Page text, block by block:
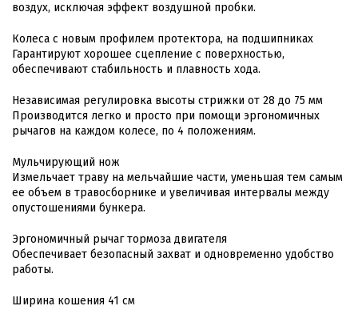
воздух, исключая эффект воздушной пробки.
Колеса с новым профилем протектора, на подшипниках
Гарантируют хорошее сцепление с поверхностью,
обеспечивают стабильность и плавность хода.
Независимая регулировка высоты стрижки от 28 до 75 мм
Производится легко и просто при помощи эргономичных
рычагов на каждом колесе, по 4 положениям.
Мульчирующий нож
Измельчает траву на мельчайшие части, уменьшая тем самым
ее объем в травосборнике и увеличивая интервалы между
опустошениями бункера.
Эргономичный рычаг тормоза двигателя
Обеспечивает безопасный захват и одновременно удобство
работы.
Ширина кошения 41 см